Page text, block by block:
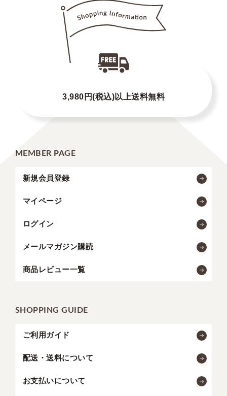
3,980円(税込)以上送料無料
MEMBER PAGE
新規会員登録
マイページ
ログイン
メールマガジン購読
商品レビュー一覧
SHOPPING GUIDE
ご利用ガイド
配送・送料について
お支払いについて